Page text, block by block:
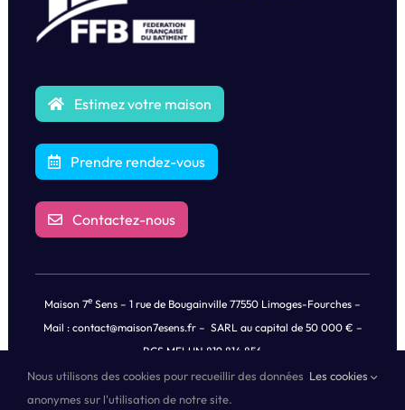
Estimez votre maison
Prendre rendez-vous
Contactez-nous
Maison 7e Sens – 1 rue de Bougainville 77550 Limoges-Fourches –
Mail : contact@maison7esens.fr– SARL au capital de 50 000 € –
RCS MELUN 819 814 856
© Copyright2026 |Mentions légales|Politique de Confidentialités
des Données| Tous droits réservés | Propulsé by
Nous utilisons des cookies pour recueillir des données
anonymes sur l'utilisation de notre site.
Les cookies